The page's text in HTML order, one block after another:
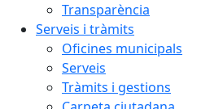
Transparència
Serveis i tràmits
Oficines municipals
Serveis
Tràmits i gestions